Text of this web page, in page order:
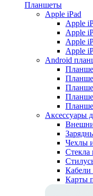
Планшеты
Apple iPad
Apple
Apple
Apple
Apple
Android
Аксессуары
Чехлы
Стекла
Кабели
Карты